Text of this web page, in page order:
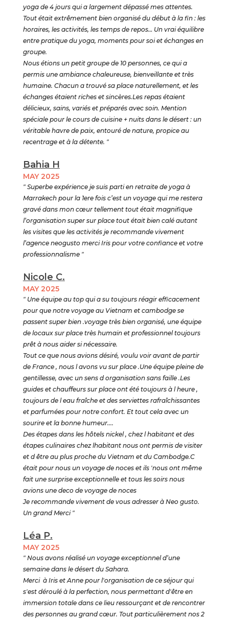
yoga de 4 jours qui a largement dépassé mes attentes.
Tout était extrêmement bien organisé du début à la fin : les
horaires, les activités, les temps de repos… Un vrai équilibre
entre pratique du yoga, moments pour soi et échanges en
groupe.
Nous étions un petit groupe de 10 personnes, ce qui a
permis une ambiance chaleureuse, bienveillante et très
humaine. Chacun a trouvé sa place naturellement, et les
échanges étaient riches et sincères.Les repas étaient
délicieux, sains, variés et préparés avec soin. Mention
spéciale pour le cours de cuisine + nuits dans le désert : un
véritable havre de paix, entouré de nature, propice au
recentrage et à la détente. "
Bahia H
MAY 2025
" Superbe expérience je suis parti en retraite de yoga à
Marrakech pour la 1ere fois c’est un voyage qui me restera
gravé dans mon cœur tellement tout était magnifique
l’organisation super sur place tout était bien calé autant
les visites que les activités je recommande vivement
l’agence neogusto merci Iris pour votre confiance et votre
professionnalisme "
Nicole C.
MAY 2025
" Une équipe au top qui a su toujours réagir efficacement
pour que notre voyage au Vietnam et cambodge se
passent super bien .voyage très bien organisé, une équipe
de locaux sur place très humain et professionnel toujours
prêt à nous aider si nécessaire.
Tout ce que nous avions désiré, voulu voir avant de partir
de France , nous l avons vu sur place .Une équipe pleine de
gentillesse, avec un sens d organisation sans faille .Les
guides et chauffeurs sur place ont été toujours à l heure ,
toujours de l eau fraîche et des serviettes rafraîchissantes
et parfumées pour notre confort. Et tout cela avec un
sourire et la bonne humeur....
Des étapes dans les hôtels nickel , chez l habitant et des
étapes culinaires chez lhabitant nous ont permis de visiter
et d être au plus proche du Vietnam et du Cambodge.C
était pour nous un voyage de noces et ils 'nous ont même
fait une surprise exceptionnelle et tous les soirs nous
avions une deco de voyage de noces
Je recommande vivement de vous adresser à Neo gusto.
Un grand Merci "
Léa P.
MAY 2025
" Nous avons réalisé un voyage exceptionnel d’une
semaine dans le désert du Sahara.
Merci à Iris et Anne pour l'organisation de ce séjour qui
s'est déroulé à la perfection, nous permettant d'être en
immersion totale dans ce lieu ressourçant et de rencontrer
des personnes au grand cœur. Tout particulièrement nos 2